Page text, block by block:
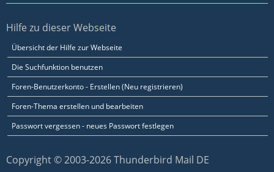
Hilfe zu dieser Webseite
Übersicht der Hilfe zur Webseite
Die Suchfunktion benutzen
Foren-Benutzerkonto - Erstellen (Neu registrieren)
Foren-Thema erstellen und bearbeiten
Passwort vergessen - neues Passwort festlegen
Copyright © 2003-2026 Thunderbird Mail DE